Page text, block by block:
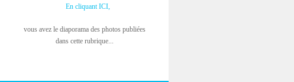
En cliquant ICI,
vous avez le diaporama des photos publiées
dans cette rubrique...